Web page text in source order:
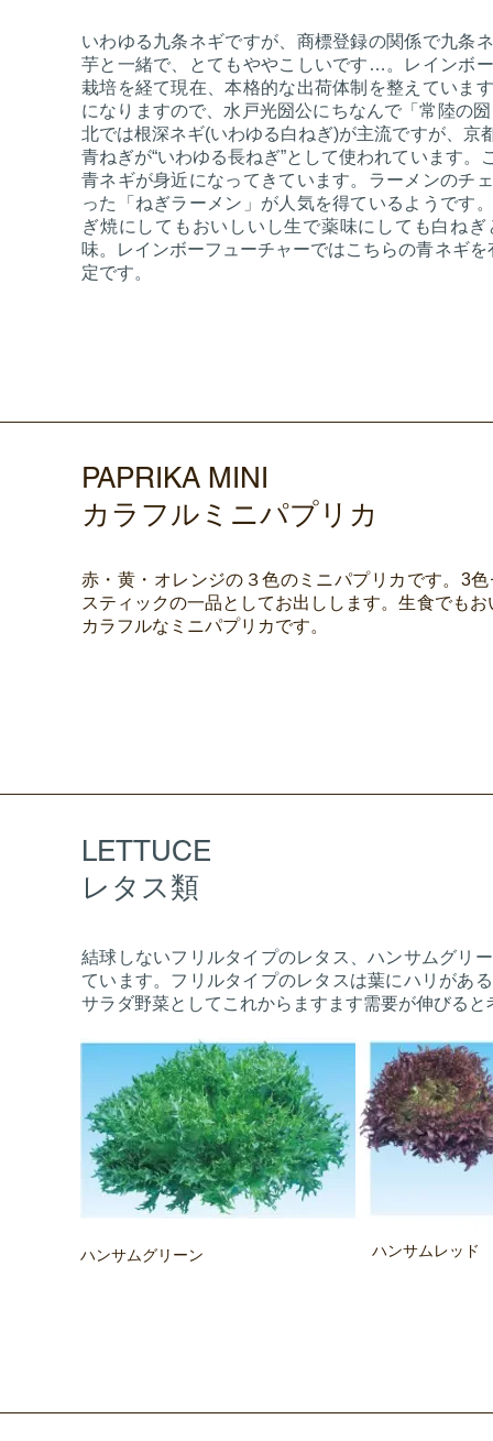
いわゆる九条ネギですが、商標登録の関係で九条
芋と一緒で、とてもややこしいです …。レインボ
栽培を経て現在、本格的な出荷体制を整えていま
になりますので、水戸光圀公にちなんで「常陸の
北では根深ネギ(いわゆる白ねぎ)が主流ですが、京
青ねぎが“いわゆる長ねぎ”として使われています
青ネギが身近になってきています。ラーメンのチ
った「ねぎラーメン」が人気を得ているようです
ぎ焼にしてもおいしいし生で薬味にしても白ね
味。レインボーフューチャーではこちらの青ネギ
定です。
PAPRIKA MINI
カラフルミニパプリカ
赤・黄・オレンジの３色のミニパプリカです。3
スティックの一品としてお出しします。生食でも
カラフルなミニパプリカです。
LETTUCE
レタス類
結球しないフリルタイプのレタス、ハンサムグリ
ています。フリルタイプのレタスは葉にハリがあ
サラダ野菜としてこれからますます需要が伸びると
ハンサムグリーン ハンサムレッド